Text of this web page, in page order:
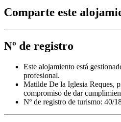
Comparte este
Nº de registro
Este alojamiento está
profesional.
Matilde De la Iglesia Reques,
compromiso de dar
Nº de registro de turismo: 40/